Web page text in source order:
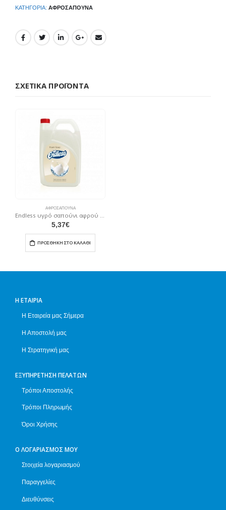
ΚΑΤΗΓΟΡΊΑ: ΑΦΡΟΣΆΠΟΥΝΑ
ΣΧΕΤΙΚΆ ΠΡΟΪΌΝΤΑ
ΑΦΡΟΣΆΠΟΥΝΑ
5,37€
ΠΡΟΣΘΉΚΗ ΣΤΟ ΚΑΛΆΘΙ
Η ΕΤΑΙΡΊΑ
Η Εταιρεία μας Σήμερα
Η Αποστολή μας
Η Στρατηγική μας
ΕΞΥΠΗΡΈΤΗΣΗ ΠΕΛΑΤΏΝ
Τρόποι Αποστολής
Τρόποι Πληρωμής
Όροι Χρήσης
Ο ΛΟΓΑΡΙΑΣΜΌΣ ΜΟΥ
Στοιχεία λογαριασμού
Παραγγελίες
Διευθύνσεις